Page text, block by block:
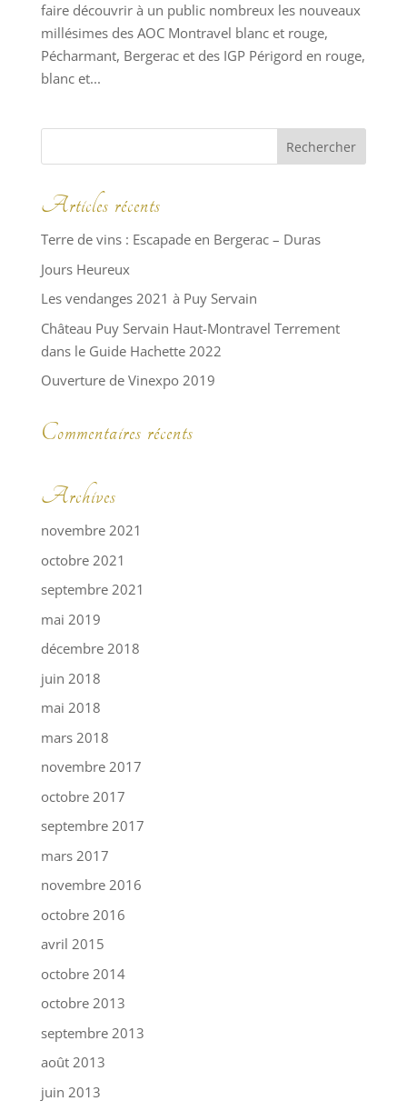
faire découvrir à un public nombreux les nouveaux
millésimes des AOC Montravel blanc et rouge,
Pécharmant, Bergerac et des IGP Périgord en rouge,
blanc et...
Articles récents
Terre de vins : Escapade en Bergerac – Duras
Jours Heureux
Les vendanges 2021 à Puy Servain
Château Puy Servain Haut-Montravel Terrement
dans le Guide Hachette 2022
Ouverture de Vinexpo 2019
Commentaires récents
Archives
novembre 2021
octobre 2021
septembre 2021
mai 2019
décembre 2018
juin 2018
mai 2018
mars 2018
novembre 2017
octobre 2017
septembre 2017
mars 2017
novembre 2016
octobre 2016
avril 2015
octobre 2014
octobre 2013
septembre 2013
août 2013
juin 2013